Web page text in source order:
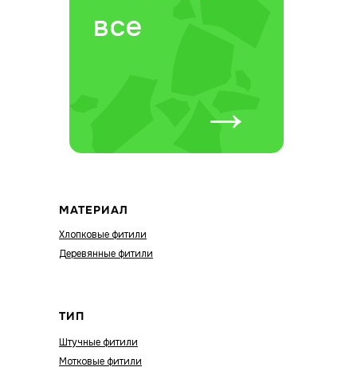
все
→
МАТЕРИАЛ
Хлопковые фитили
Деревянные фитили
ТИП
Штучные фитили
Мотковые фитили